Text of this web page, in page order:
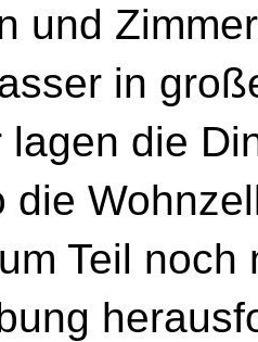
und
in
lagen die
die
Teil